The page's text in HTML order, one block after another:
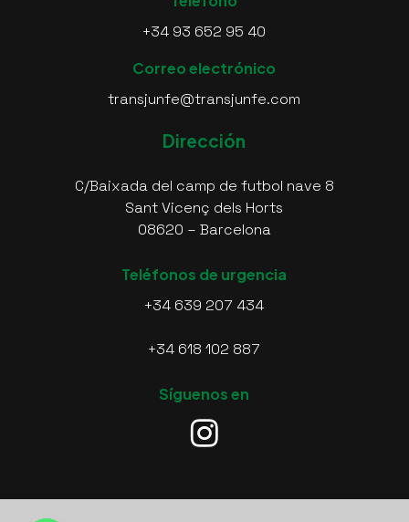
+34 93 652 95 40
Correo electrónico
transjunfe@transjunfe.com
Dirección
C/Baixada del camp de futbol nave 8
Sant Vicenç dels Horts
08620 – Barcelona
Teléfonos de urgencia
+34 639 207 434
+34 618 102 887
Síguenos en